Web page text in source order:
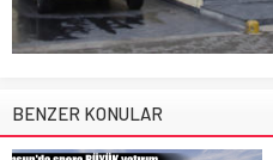
BENZER KONULAR